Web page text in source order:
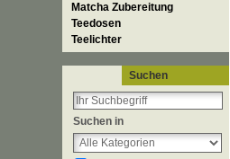
Matcha Zubereitung
Teedosen
Teelichter
Suchen
Suchen in